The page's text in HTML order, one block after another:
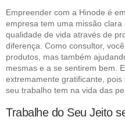
Empreender com a Hinode é
empresa tem uma missão
qualidade de vida através de
diferença. Como consultor,
produtos, mas também
mesmas e a se sentirem bem.
extremamente gratificante,
seu trabalho tem na vida das
Trabalhe do Seu Jeito